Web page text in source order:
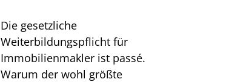
Die gesetzliche
Weiterbildungspflicht für
Immobilienmakler ist passé.
Warum der wohl größte